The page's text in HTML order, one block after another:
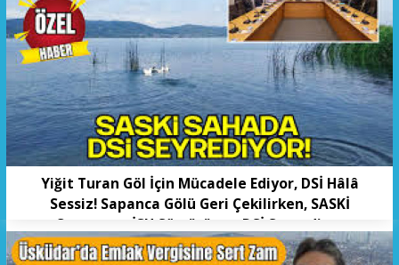
Yiğit Turan Göl İçin Mücadele Ediyor, DSİ Hâlâ
Sessiz! Sapanca Gölü Geri Çekilirken, SASKİ
Çırpınıyor, İSU Sömürüyor, DSİ Seyrediyor